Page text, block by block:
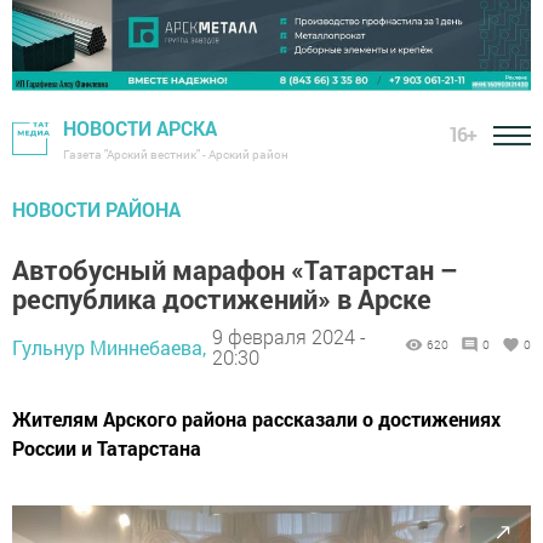
НОВОСТИ АРСКА
Газета "Арский вестник" - Арский район
16+
НОВОСТИ РАЙОНА
Автобусный марафон «Татарстан –
республика достижений» в Арске
Гульнур Миннебаева, 9 февраля 2024 -
20:30
620 0 0
Жителям Арского района рассказали о достижениях
России и Татарстана